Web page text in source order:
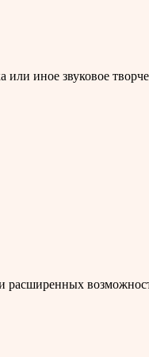
иное звуковое
расширенных